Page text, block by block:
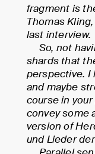
fragment is
Thomas
last interview.
So, not
shards that
perspective. I
and maybe
course in
convey some
version of
und Lieder